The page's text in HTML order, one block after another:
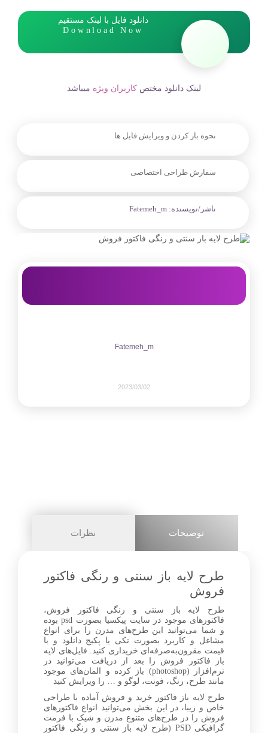
دانلود فایل با لینک مستقیم
Download Now
لینک دانلود مختص کاربران ویژه میباشد
نحوه باز کردن و ویرایش فایل ها
سفارش طراحی اختصاصی
ناشر/نویسنده: Fatemeh_m
Fatemeh_m
2023/03/02
0
توضیحات نظرات
طرح لایه باز سنتی و رنگی فاکتور
فروش
طرح لایه باز سنتی و رنگی فاکتور فروش،
فاکتورهای موجود در سایت پیکسیا بصورت psd بوده
و شما می‌توانید این طرح‌های مدرن را برای انواع
مشاغل و کاربرد بصورت تکی یا پکیج دانلود و با
قیمت مقرون‌به‌صرفه‌ای خریداری کنید. فایل‌های لایه
باز فاکتور فروش را بعد از دریافت می‌توانید در
نرم‌افزار (photoshop) باز کرده و المان‌های موجود
مانند طرح، رنگ، فونت، لوگو و … را ویرایش کنید
طرح لایه باز فاکتور خرید و فروش آماده با طراحی
خاص و زیبا، در این بخش می‌توانید انواع فاکتورهای
فروش را در طرح‌های متنوع مدرن و شیک با فرمت
گرافیکی PSD (طرح لایه باز سنتی و رنگی فاکتور